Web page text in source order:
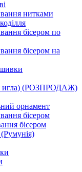
нитками
бісером по
бісером на
игла) (РОЗПРОДАЖ)
орнамент
бісером
бісером